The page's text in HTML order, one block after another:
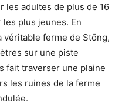
les adultes de plus de 16
les plus jeunes. En
véritable ferme de Stöng,
sur une piste
fait traverser une plaine
les ruines de la ferme